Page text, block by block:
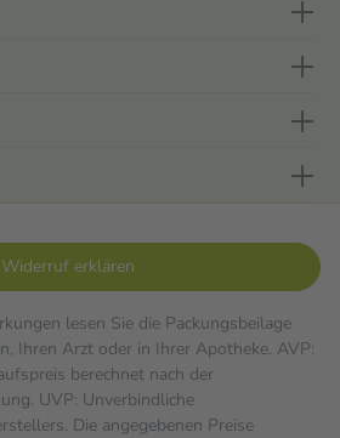
Widerruf erklären
lesen Sie die Packungsbeilage
Ihren Arzt oder in Ihrer Apotheke. AVP:
berechnet nach der
UVP: Unverbindliche
Die angegebenen Preise